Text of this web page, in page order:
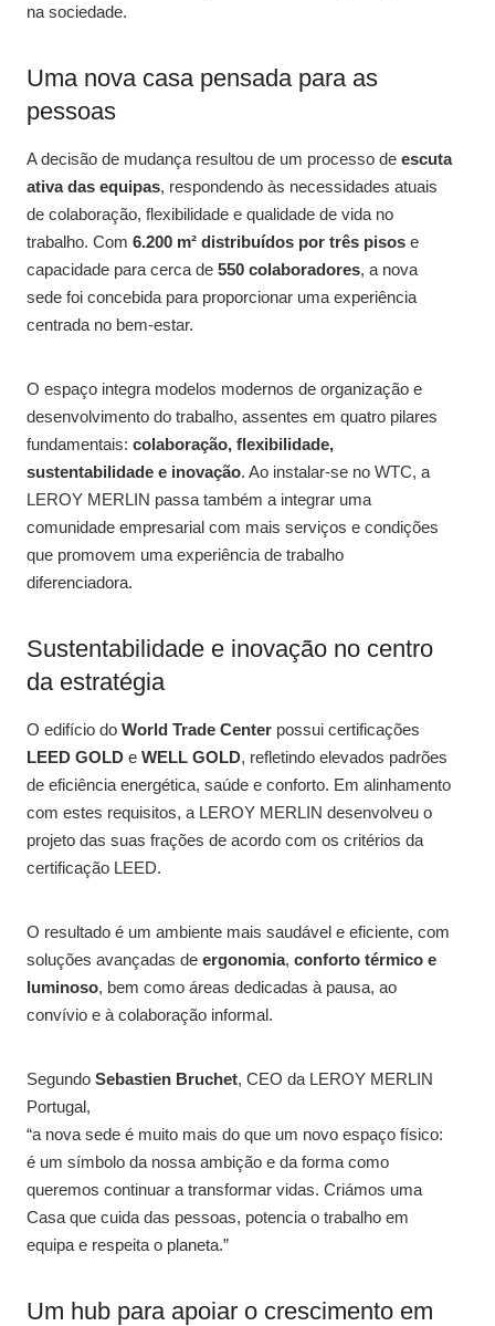
na sociedade.
Uma nova casa pensada para as
pessoas
A decisão de mudança resultou de um processo de escuta
ativa das equipas, respondendo às necessidades atuais
de colaboração, flexibilidade e qualidade de vida no
trabalho. Com 6.200 m² distribuídos por três pisos e
capacidade para cerca de 550 colaboradores, a nova
sede foi concebida para proporcionar uma experiência
centrada no bem-estar.
O espaço integra modelos modernos de organização e
desenvolvimento do trabalho, assentes em quatro pilares
fundamentais: colaboração, flexibilidade,
sustentabilidade e inovação. Ao instalar-se no WTC, a
LEROY MERLIN passa também a integrar uma
comunidade empresarial com mais serviços e condições
que promovem uma experiência de trabalho
diferenciadora.
Sustentabilidade e inovação no centro
da estratégia
O edifício do World Trade Center possui certificações
LEED GOLD e WELL GOLD, refletindo elevados padrões
de eficiência energética, saúde e conforto. Em alinhamento
com estes requisitos, a LEROY MERLIN desenvolveu o
projeto das suas frações de acordo com os critérios da
certificação LEED.
O resultado é um ambiente mais saudável e eficiente, com
soluções avançadas de ergonomia, conforto térmico e
luminoso, bem como áreas dedicadas à pausa, ao
convívio e à colaboração informal.
Segundo Sebastien Bruchet, CEO da LEROY MERLIN
Portugal,
“a nova sede é muito mais do que um novo espaço físico:
é um símbolo da nossa ambição e da forma como
queremos continuar a transformar vidas. Criámos uma
Casa que cuida das pessoas, potencia o trabalho em
equipa e respeita o planeta.”
Um hub para apoiar o crescimento em